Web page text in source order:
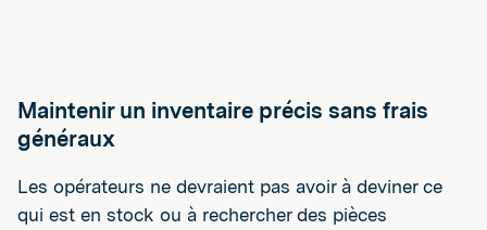
Maintenir un inventaire précis sans frais
généraux
Les opérateurs ne devraient pas avoir à deviner ce
qui est en stock ou à rechercher des pièces